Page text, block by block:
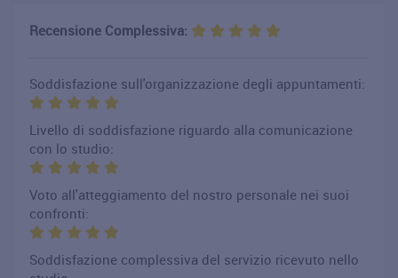
Recensione Complessiva:
Soddisfazione sull'organizzazione degli appuntamenti:
Livello di soddisfazione riguardo alla comunicazione
con lo studio:
Voto all'atteggiamento del nostro personale nei suoi
confronti:
Soddisfazione complessiva del servizio ricevuto nello